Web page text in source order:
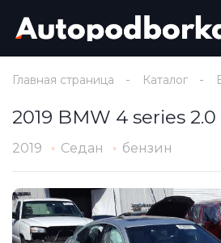
Главная страница Каталог
2019 BMW 4 series 2.0
2019 Седан бензин